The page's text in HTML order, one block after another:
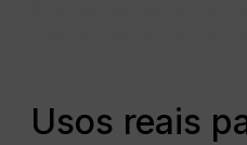
Usos reais